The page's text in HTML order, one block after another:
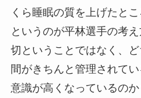
くら睡眠の質を上げたと
というのが平林選手の考
切ということではなく、
間がきちんと管理されて
意識が高くなっているのか